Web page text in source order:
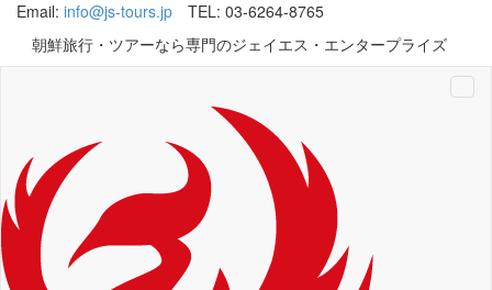
Email: info@js-tours.jp
TEL: 03-6264-8765
朝鮮旅行・ツアーなら専門のジェイエス・エンタープライズ